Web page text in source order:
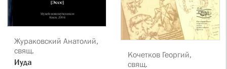
Жураковский Анатолий,
свящ.
Иуда
Кочетков Георгий,
свящ.